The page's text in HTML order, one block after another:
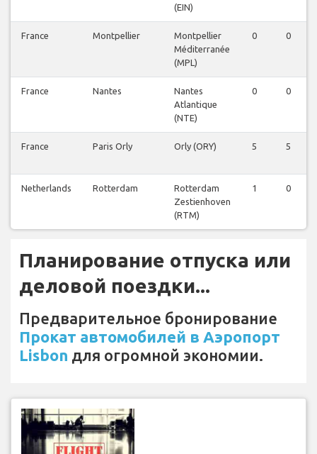
(EIN)
France Montpellier
Montpellier
Méditerranée
(MPL)
0 0
France Nantes
Nantes
Atlantique
(NTE)
0 0
France Paris Orly Orly (ORY) 5 5
Netherlands Rotterdam
Rotterdam
Zestienhoven
(RTM)
1 0
Планирование отпуска или
деловой поездки...
Предварительное бронирование
Прокат автомобилей в Аэропорт
Lisbon для огромной экономии.